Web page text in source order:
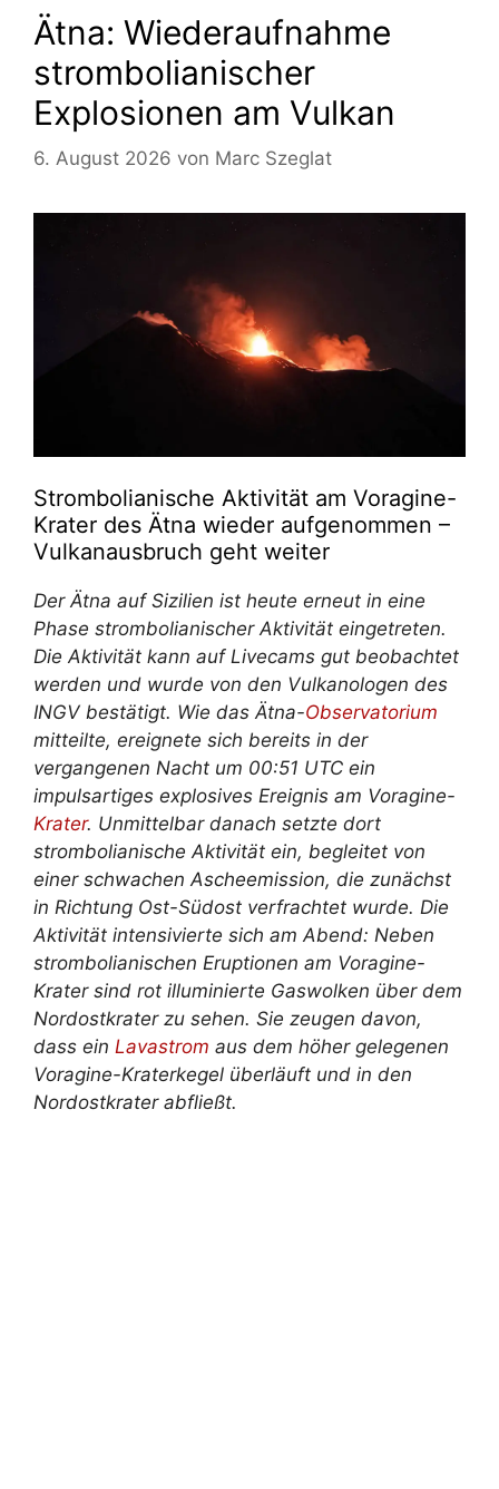
Ätna: Wiederaufnahme
strombolianischer
Explosionen am Vulkan
6. August 2026 von Marc Szeglat
Strombolianische Aktivität am Voragine-
Krater des Ätna wieder aufgenommen –
Vulkanausbruch geht weiter
Der Ätna auf Sizilien ist heute erneut in eine
Phase strombolianischer Aktivität eingetreten.
Die Aktivität kann auf Livecams gut beobachtet
werden und wurde von den Vulkanologen des
INGV bestätigt. Wie das Ätna-Observatorium
mitteilte, ereignete sich bereits in der
vergangenen Nacht um 00:51 UTC ein
impulsartiges explosives Ereignis am Voragine-
Krater. Unmittelbar danach setzte dort
strombolianische Aktivität ein, begleitet von
einer schwachen Ascheemission, die zunächst
in Richtung Ost-Südost verfrachtet wurde. Die
Aktivität intensivierte sich am Abend: Neben
strombolianischen Eruptionen am Voragine-
Krater sind rot illuminierte Gaswolken über dem
Nordostkrater zu sehen. Sie zeugen davon,
dass ein Lavastrom aus dem höher gelegenen
Voragine-Kraterkegel überläuft und in den
Nordostkrater abfließt.